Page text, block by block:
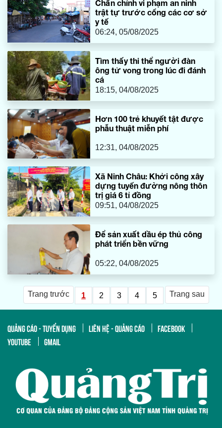
Chấn chỉnh vi phạm an ninh
trật tự trước cổng các cơ sở
y tế
06:24, 05/08/2025
Tìm thấy thi thể người đàn
ông tử vong trong lúc đi đánh
cá
18:15, 04/08/2025
Hơn 100 trẻ khuyết tật được
phẫu thuật miễn phí
12:31, 04/08/2025
Xã Ninh Châu: Khởi công xây
dựng tuyến đường nông thôn
trị giá 6 tỉ đồng
09:51, 04/08/2025
Để sản xuất dầu ép thủ công
phát triển bền vững
05:22, 04/08/2025
Trang trước 1 2 3 4 5 Trang sau
QUẢNG CÁO - TUYỂN DỤNG LIÊN HỆ - QUẢNG CÁO
FACEBOOK
YOUTUBE
GMAIL